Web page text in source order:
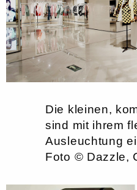
Die kleinen,
sind mit ihrem
Ausleuchtung
Foto © Dazzle,